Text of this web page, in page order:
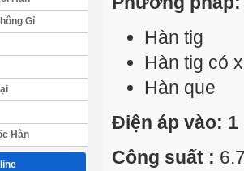
Gỉ
Hàn
Hàn tig
Hàn tig có
Hàn que
Điện áp vào: 1
Công suất :